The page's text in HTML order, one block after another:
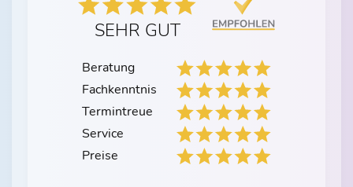
SEHR GUT
Beratung
Fachkenntnis
Termintreue
Service
Preise